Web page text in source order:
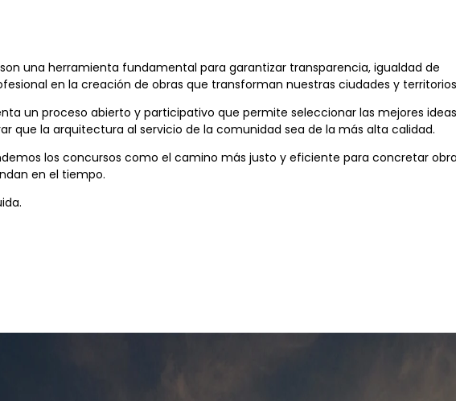
una herramienta fundamental para garantizar transparencia, igualdad de
en la creación de obras que transforman nuestras ciudades y
un proceso abierto y participativo que permite seleccionar las mejores
que la arquitectura al servicio de la comunidad sea de la más alta calidad.
los concursos como el camino más justo y eficiente para concretar
en el tiempo.